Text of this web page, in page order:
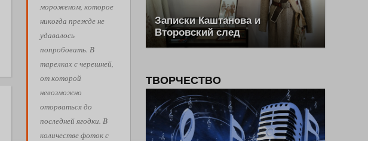
мороженом, которое
никогда прежде не
удавалось
попробовать. В
тарелках с черешней,
от которой
невозможно
оторваться до
последней ягодки. В
количестве фоток с
Записки Каштанова и
Второвский след
ТВОРЧЕСТВО